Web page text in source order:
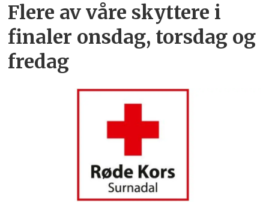
Flere av våre skyttere i
finaler onsdag, torsdag og
fredag